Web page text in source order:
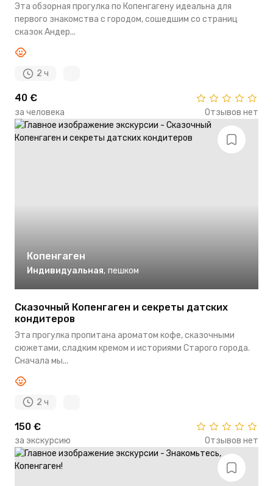
Эта обзорная прогулка по Копенгагену идеальна для
первого знакомства с городом, сошедшим со страниц
сказок Андер...
2 ч
40 €
за человека Отзывов нет
Копенгаген
Индивидуальная, пешком
Сказочный Копенгаген и секреты датских
кондитеров
Эта прогулка пропитана ароматом кофе, сказочными
сюжетами, сладким кремом и историями Старого города.
Сначала мы...
2 ч
150 €
за экскурсию Отзывов нет